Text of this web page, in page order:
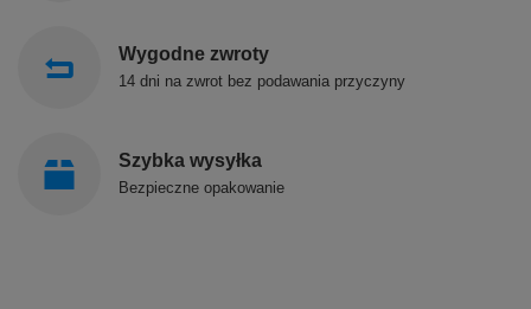
Wygodne zwroty
14 dni na zwrot bez podawania przyczyny
Szybka wysyłka
Bezpieczne opakowanie